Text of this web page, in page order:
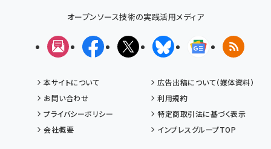
オープンソース技術の実践活用メディア
メルマガFacebookX(エックス)BlueskyGoogleニュ
RSS
本サイトについて
広告出稿について（媒体資料）
お問い合わせ
利用規約
プライバシーポリシー
特定商取引法に基づく表示
会社概要
インプレスグループTOP